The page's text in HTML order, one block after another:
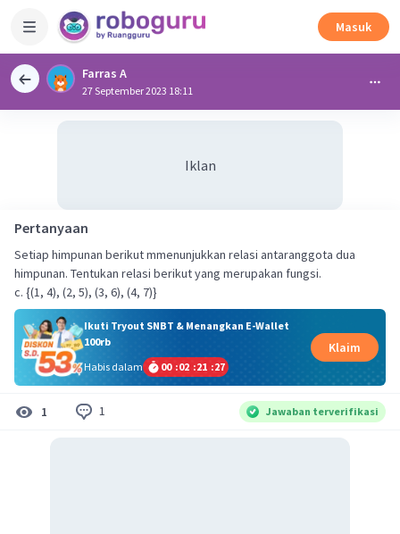
Masuk
Farras A
27 September 2023 18:11
Iklan
Pertanyaan
Setiap himpunan berikut mmenunjukkan relasi antaranggota dua
himpunan. Tentukan relasi berikut yang merupakan fungsi.
c. {(1, 4), (2, 5), (3, 6), (4, 7)}
Ikuti Tryout SNBT & Menangkan E-Wallet
100rb
Habis dalam
00 :02 :21 :26
Klaim
1 1 Jawaban terverifikasi